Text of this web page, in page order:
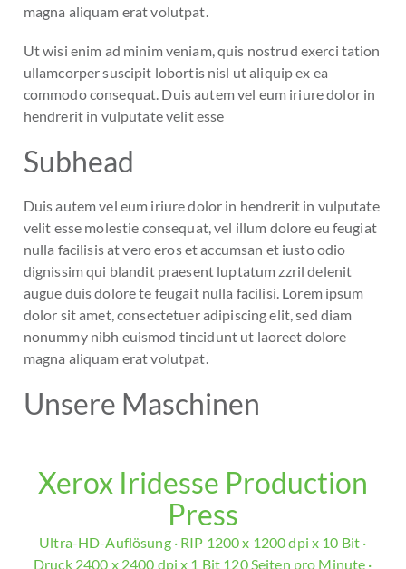
magna aliquam erat volutpat.
Ut wisi enim ad minim veniam, quis nostrud exerci tation
ullamcorper suscipit lobortis nisl ut aliquip ex ea
commodo consequat. Duis autem vel eum iriure dolor in
hendrerit in vulputate velit esse
Subhead
Duis autem vel eum iriure dolor in hendrerit in vulputate
velit esse molestie consequat, vel illum dolore eu feugiat
nulla facilisis at vero eros et accumsan et iusto odio
dignissim qui blandit praesent luptatum zzril delenit
augue duis dolore te feugait nulla facilisi. Lorem ipsum
dolor sit amet, consectetuer adipiscing elit, sed diam
nonummy nibh euismod tincidunt ut laoreet dolore
magna aliquam erat volutpat.
Unsere Maschinen
Xerox Iridesse Production
Press
Ultra-HD-Auflösung · RIP 1200 x 1200 dpi x 10 Bit ·
Druck 2400 x 2400 dpi x 1 Bit 120 Seiten pro Minute ·